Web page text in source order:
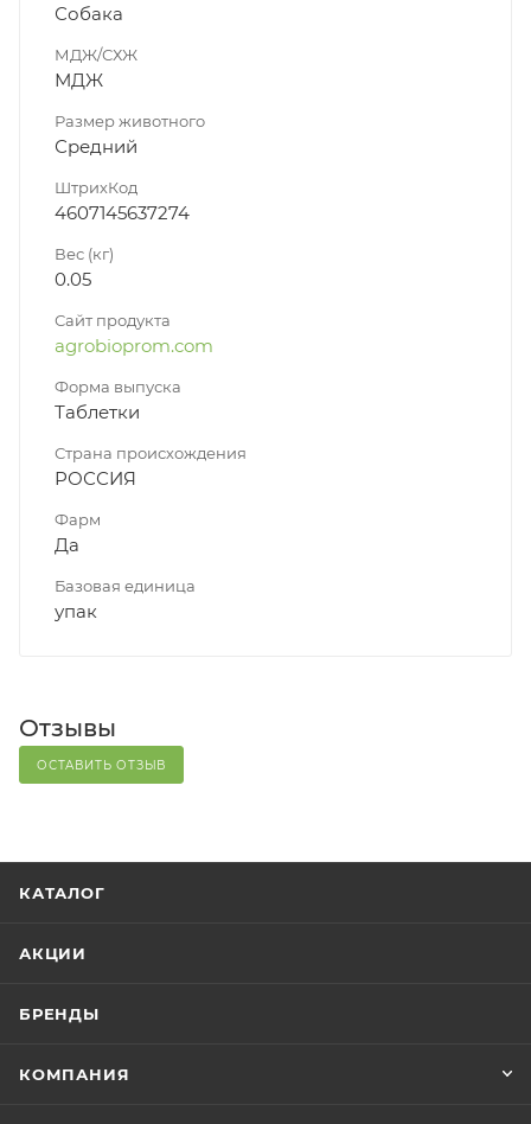
Собака
МДЖ/СХЖ
МДЖ
Размер животного
Средний
ШтрихКод
4607145637274
Вес (кг)
0.05
Сайт продукта
agrobioprom.com
Форма выпуска
Таблетки
Страна происхождения
РОССИЯ
Фарм
Да
Базовая единица
упак
Отзывы
ОСТАВИТЬ ОТЗЫВ
КАТАЛОГ
АКЦИИ
БРЕНДЫ
КОМПАНИЯ